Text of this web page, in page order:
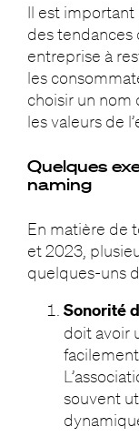
Il est
des tendances
entreprise à
les
choisir un nom
les valeurs de
Quelques
naming
En matière de
et 2023,
quelques-uns
Sonorité
doit avoir
souvent